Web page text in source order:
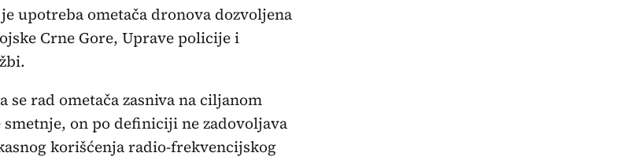
upotreba ometača dronova dozvoljena
Crne Gore, Uprave policije i
se rad ometača zasniva na ciljanom
smetnje, on po definiciji ne zadovoljava
korišćenja radio-frekvencijskog